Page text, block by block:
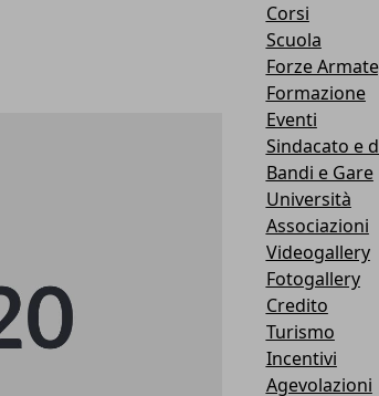
Corsi
Scuola
Forze
Formazione
Eventi
Sindacato e
Bandi e Gare
Università
Associazioni
Videogallery
Fotogallery
Credito
Turismo
Incentivi
Agevolazioni